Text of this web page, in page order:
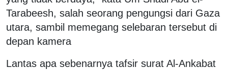
Tarabeesh, salah seorang pengungsi dari Gaza
utara, sambil memegang selebaran tersebut di
depan kamera
Lantas apa sebenarnya tafsir surat Al-Ankabat